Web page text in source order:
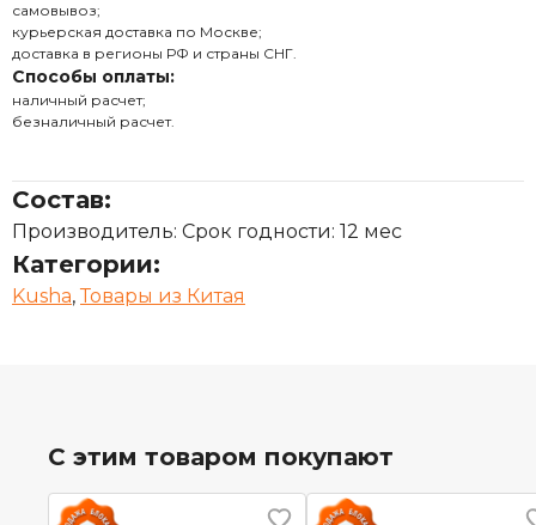
самовывоз;
курьерская доставка по Москве;
доставка в регионы РФ и страны СНГ.
Способы оплаты:
наличный расчет;
безналичный расчет.
Состав:
Производитель: Срок годности: 12 мес
Категории:
Kusha,Товары из Китая
С этим товаром покупают